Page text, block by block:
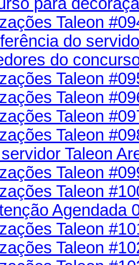
Taleon
do
do
Taleon
Taleon
Taleon
Taleon
Taleon
Taleon
Taleon
Agendada
Taleon
Taleon